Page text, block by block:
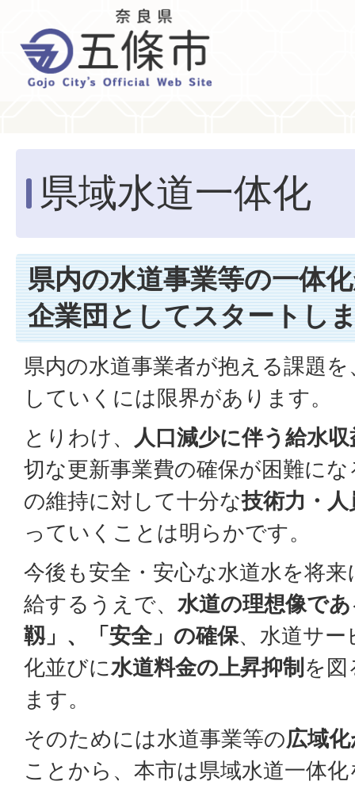
県域水道一体化
県内の水道事業等の一体
企業団としてスタートし
県内の水道事業者が抱える課題
していくには限界があります。
とりわけ、 人口減少に伴う給水
切な更新事業費の確保が困難に
の維持に対して十分な技術力・
っていくことは明らかです。
今後も安全・安心な水道水を将
給するうえで、水道の理想像で
靱」、「安全」の確保、水道サー
化並びに水道料金の上昇抑制 を
ます。
そのためには水道事業等の広域
ことから、本市は県域水道一体